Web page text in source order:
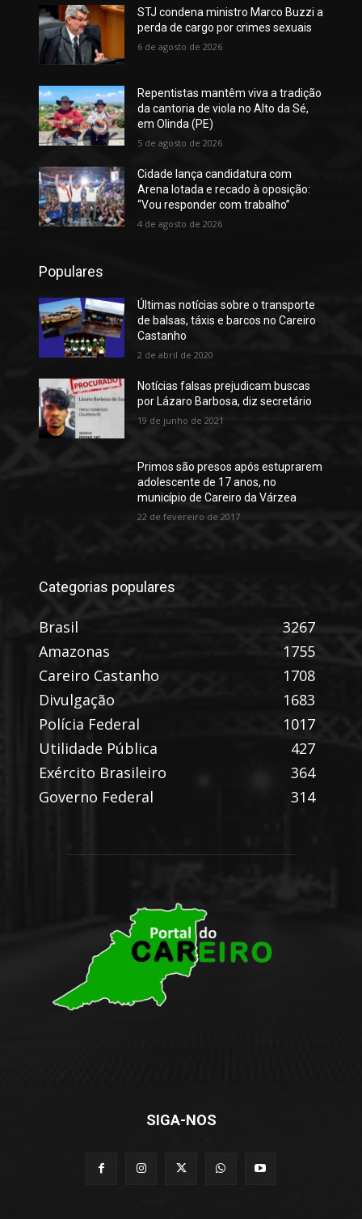
STJ condena ministro Marco Buzzi a
perda de cargo por crimes sexuais
6 de agosto de 2026
Repentistas mantêm viva a tradição
da cantoria de viola no Alto da Sé,
em Olinda (PE)
5 de agosto de 2026
Cidade lança candidatura com
Arena lotada e recado à oposição:
“Vou responder com trabalho”
4 de agosto de 2026
Populares
Últimas notícias sobre o transporte
de balsas, táxis e barcos no Careiro
Castanho
2 de abril de 2020
Notícias falsas prejudicam buscas
por Lázaro Barbosa, diz secretário
19 de junho de 2021
Primos são presos após estuprarem
adolescente de 17 anos, no
município de Careiro da Várzea
22 de fevereiro de 2017
Categorias populares
Brasil
3267
Amazonas
1755
Careiro Castanho
1708
Divulgação
1683
Polícia Federal
1017
Utilidade Pública
427
Exército Brasileiro
364
Governo Federal
314
SIGA-NOS